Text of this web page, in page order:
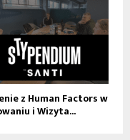
z Human Factors w
i Wizyta...